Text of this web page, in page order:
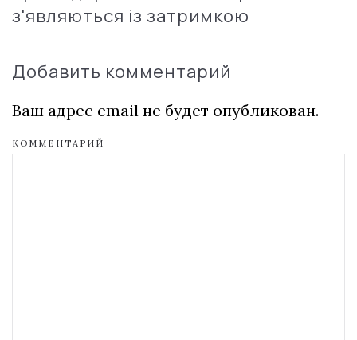
з'являються із затримкою
Добавить комментарий
Ваш адрес email не будет опубликован.
КОММЕНТАРИЙ